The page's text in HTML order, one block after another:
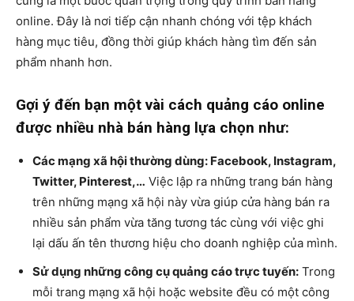
online. Đây là nơi tiếp cận nhanh chóng với tệp khách
hàng mục tiêu, đồng thời giúp khách hàng tìm đến sản
phẩm nhanh hơn.
Gợi ý đến bạn một vài cách quảng cáo online
được nhiều nhà bán hàng lựa chọn như:
Các mạng xã hội thường dùng: Facebook, Instagram,
Twitter, Pinterest,… Việc lập ra những trang bán hàng
trên những mạng xã hội này vừa giúp cửa hàng bán ra
nhiều sản phẩm vừa tăng tương tác cùng với việc ghi
lại dấu ấn tên thương hiệu cho doanh nghiệp của mình.
Sử dụng những công cụ quảng cáo trực tuyến: Trong
mỗi trang mạng xã hội hoặc website đều có một công